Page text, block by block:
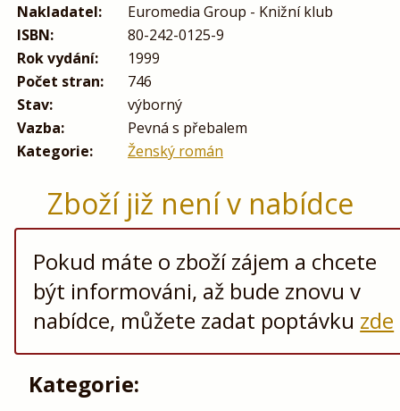
Nakladatel:
Euromedia Group - Knižní klub
ISBN:
80-242-0125-9
Rok vydání:
1999
Počet stran:
746
Stav:
výborný
Vazba:
Pevná s přebalem
Kategorie:
Ženský román
Zboží již není v nabídce
Pokud máte o zboží zájem a chcete
být informováni, až bude znovu v
nabídce, můžete zadat poptávku zde
Kategorie: